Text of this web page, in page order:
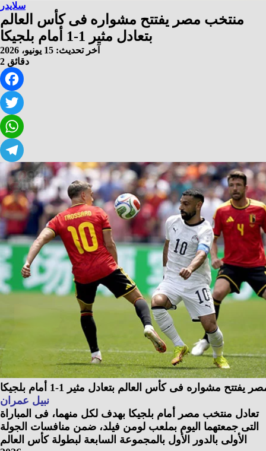
سلايدر
منتخب مصر يفتتح مشواره فى كأس العالم
بتعادل مثير 1-1 أمام بلجيكا
آخر تحديث: 15 يونيو، 2026
2 دقائق
Telegram
مشواره فى كأس العالم بتعادل مثير 1-1 أمام بلجيكا
نبيل عمران
تعادل منتخب مصر أمام بلجيكا بهدف لكل منهما، فى المباراة
التى جمعتهما اليوم بملعب لومن فيلد، ضمن منافسات الجولة
الأولى بالدور الأول بالمجموعة السابعة لبطولة كأس العالم